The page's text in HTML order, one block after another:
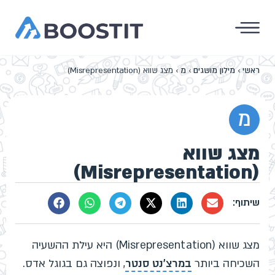
ראשי›מילון מושגים›מ› מצג שווא (Misrepresentation)
מ
מצג שווא
(Misrepresentation)
מצג שווא (Misrepresentation) היא עילת ההשעיה
השכיחה ביותר במרצ'נט סנטר, ונפוצה גם בגוגל אדס.